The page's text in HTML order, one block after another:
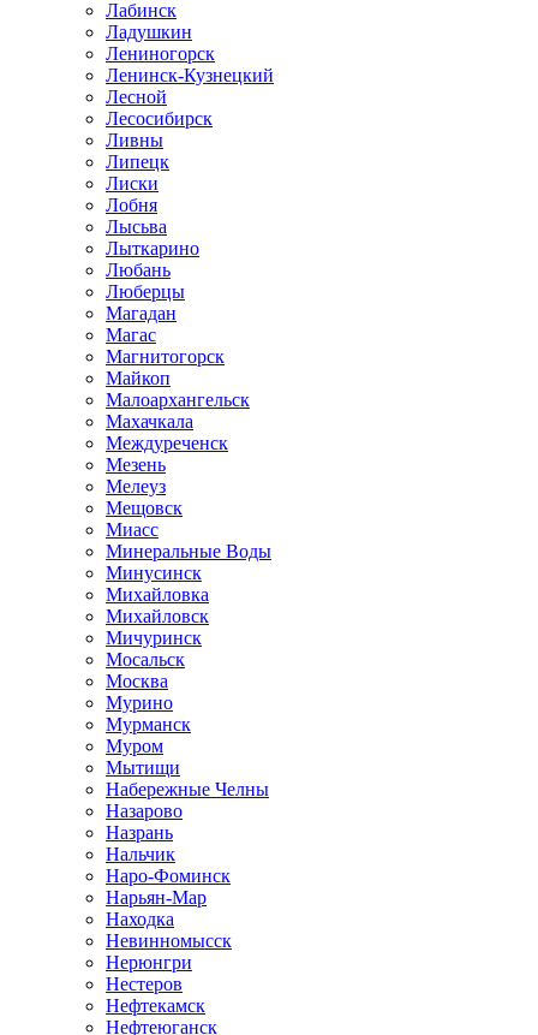
Лабинск
Ладушкин
Лениногорск
Ленинск-Кузнецкий
Лесной
Лесосибирск
Ливны
Липецк
Лиски
Лобня
Лысьва
Лыткарино
Любань
Люберцы
Магадан
Магас
Магнитогорск
Майкоп
Малоархангельск
Махачкала
Междуреченск
Мезень
Мелеуз
Мещовск
Миасс
Минеральные Воды
Минусинск
Михайловка
Михайловск
Мичуринск
Мосальск
Москва
Мурино
Мурманск
Муром
Мытищи
Набережные Челны
Назарово
Назрань
Нальчик
Наро-Фоминск
Нарьян-Мар
Находка
Невинномысск
Нерюнгри
Нестеров
Нефтекамск
Нефтеюганск